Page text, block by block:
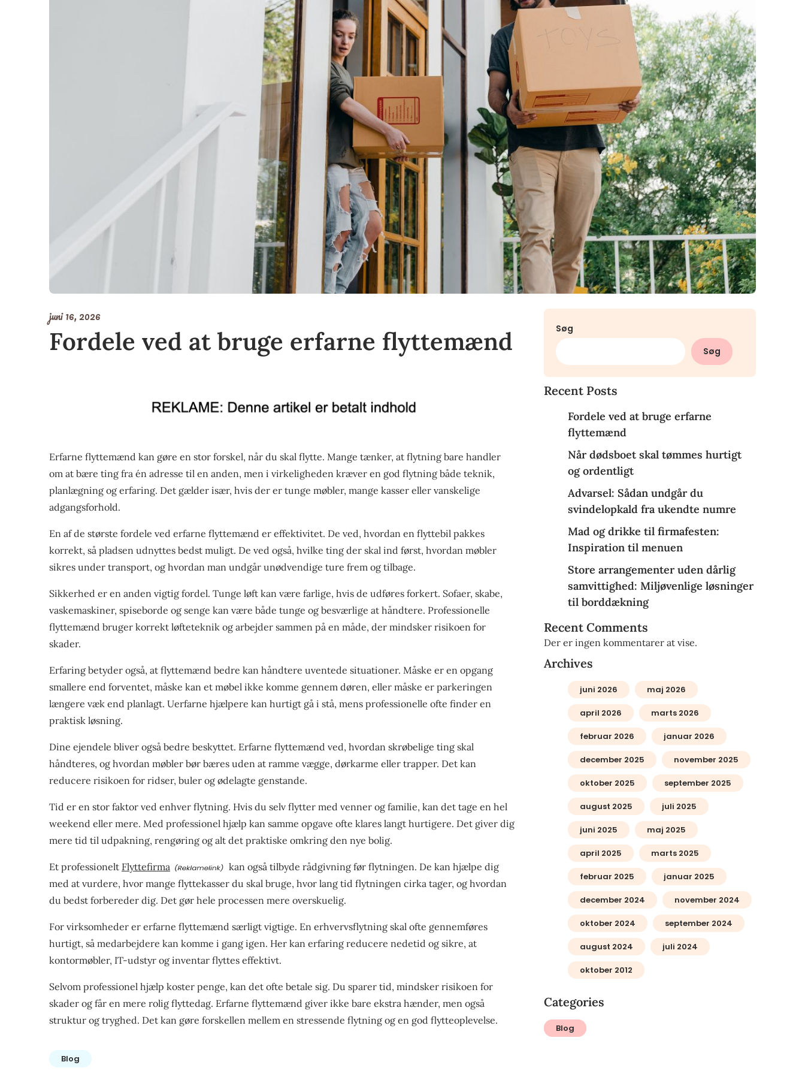
juni 16, 2026
Fordele ved at bruge erfarne flyttemænd
Erfarne flyttemænd kan gøre en stor forskel, når du skal flytte. Mange tænker, at flytning bare handler
om at bære ting fra én adresse til en anden, men i virkeligheden kræver en god flytning både teknik,
planlægning og erfaring. Det gælder især, hvis der er tunge møbler, mange kasser eller vanskelige
adgangsforhold.
En af de største fordele ved erfarne flyttemænd er effektivitet. De ved, hvordan en flyttebil pakkes
korrekt, så pladsen udnyttes bedst muligt. De ved også, hvilke ting der skal ind først, hvordan møbler
sikres under transport, og hvordan man undgår unødvendige ture frem og tilbage.
Sikkerhed er en anden vigtig fordel. Tunge løft kan være farlige, hvis de udføres forkert. Sofaer, skabe,
vaskemaskiner, spiseborde og senge kan være både tunge og besværlige at håndtere. Professionelle
flyttemænd bruger korrekt løfteteknik og arbejder sammen på en måde, der mindsker risikoen for
skader.
Erfaring betyder også, at flyttemænd bedre kan håndtere uventede situationer. Måske er en opgang
smallere end forventet, måske kan et møbel ikke komme gennem døren, eller måske er parkeringen
længere væk end planlagt. Uerfarne hjælpere kan hurtigt gå i stå, mens professionelle ofte finder en
praktisk løsning.
Dine ejendele bliver også bedre beskyttet. Erfarne flyttemænd ved, hvordan skrøbelige ting skal
håndteres, og hvordan møbler bør bæres uden at ramme vægge, dørkarme eller trapper. Det kan
reducere risikoen for ridser, buler og ødelagte genstande.
Tid er en stor faktor ved enhver flytning. Hvis du selv flytter med venner og familie, kan det tage en hel
weekend eller mere. Med professionel hjælp kan samme opgave ofte klares langt hurtigere. Det giver dig
mere tid til udpakning, rengøring og alt det praktiske omkring den nye bolig.
Et professionelt Flyttefirma
kan også tilbyde rådgivning før flytningen. De kan hjælpe dig
med at vurdere, hvor mange flyttekasser du skal bruge, hvor lang tid flytningen cirka tager, og hvordan
du bedst forbereder dig. Det gør hele processen mere overskuelig.
For virksomheder er erfarne flyttemænd særligt vigtige. En erhvervsflytning skal ofte gennemføres
hurtigt, så medarbejdere kan komme i gang igen. Her kan erfaring reducere nedetid og sikre, at
kontormøbler, IT-udstyr og inventar flyttes effektivt.
Selvom professionel hjælp koster penge, kan det ofte betale sig. Du sparer tid, mindsker risikoen for
skader og får en mere rolig flyttedag. Erfarne flyttemænd giver ikke bare ekstra hænder, men også
struktur og tryghed. Det kan gøre forskellen mellem en stressende flytning og en god flytteoplevelse.
Blog
Søg
Søg
Recent Posts
Fordele ved at bruge erfarne
flyttemænd
Når dødsboet skal tømmes hurtigt
og ordentligt
Advarsel: Sådan undgår du
svindelopkald fra ukendte numre
Mad og drikke til firmafesten:
Inspiration til menuen
Store arrangementer uden dårlig
samvittighed: Miljøvenlige løsninger
til borddækning
Recent Comments
Der er ingen kommentarer at vise.
Archives
juni 2026 maj 2026
april 2026 marts 2026
februar 2026 januar 2026
december 2025 november 2025
oktober 2025 september 2025
august 2025 juli 2025
juni 2025 maj 2025
april 2025 marts 2025
februar 2025 januar 2025
december 2024 november 2024
oktober 2024 september 2024
august 2024 juli 2024
oktober 2012
Categories
Blog